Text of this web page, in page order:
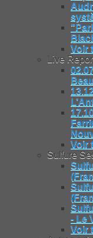
Voir
Live
Voir
Sulfure
- Le
Voir